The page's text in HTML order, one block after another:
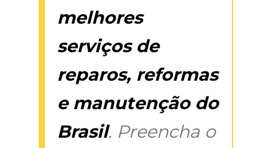
melhores
serviços de
reparos, reformas
e manutenção do
Brasil. Preencha o